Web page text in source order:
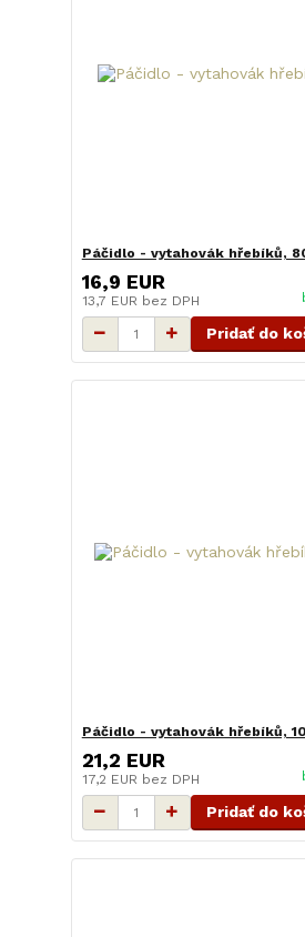
Páčidlo - vytahovák hřebíků,
16,9 EUR
13,7 EUR bez DPH
Pridať do
Páčidlo - vytahovák hřebíků,
21,2 EUR
17,2 EUR bez DPH
Pridať do